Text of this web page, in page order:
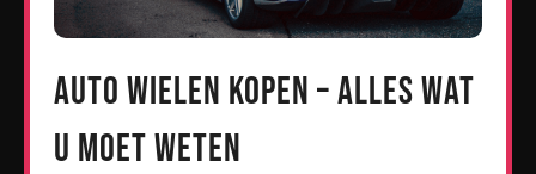
Auto Wielen Kopen – Alles wat
u moet weten